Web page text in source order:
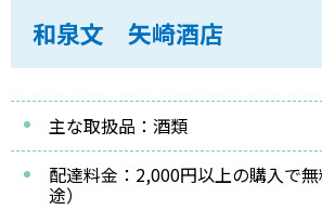
和泉文 矢崎酒店
主な取扱品：酒類
配達料金：2,000円以上の購入で
途）